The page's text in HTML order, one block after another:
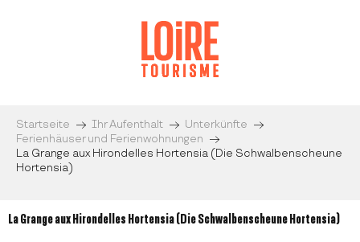
Startseite Ihr Aufenthalt
Unterkünfte
Ferienhäuser und Ferienwohnungen
La Grange aux Hirondelles Hortensia (Die Schwalbenscheune
Hortensia)
La Grange aux Hirondelles Hortensia (Die Schwalbenscheune Hortensia)